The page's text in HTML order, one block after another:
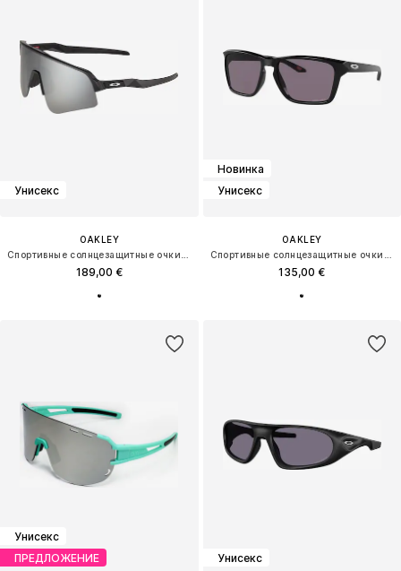
Унисекс
OAKLEY
Спортивные солнцезащитные очки 'SUTRO LITE SWEEP'
189,00 €
Новинка
Унисекс
OAKLEY
Спортивные солнцезащитные очки 'SYLAS'
135,00 €
Унисекс
ПРЕДЛОЖЕНИЕ
Унисекс